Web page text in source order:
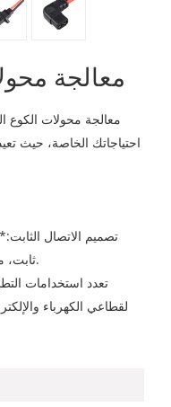
معالجة
معالجة محولات الكوع
احتياجاتك الخاصة، حيث
ثابت، مما يضمن اتصالات موثوقة لأداء متواصل.
لقطاعي الكهرباء